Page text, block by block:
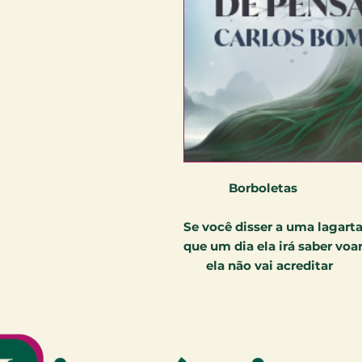
Borboletas
Se você disser a uma lagarta
que um dia ela irá saber voar
ela não vai acreditar